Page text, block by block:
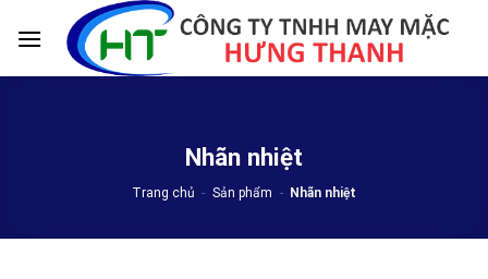
Nhãn nhiệt
Trang chủ - Sản phẩm - Nhãn nhiệt